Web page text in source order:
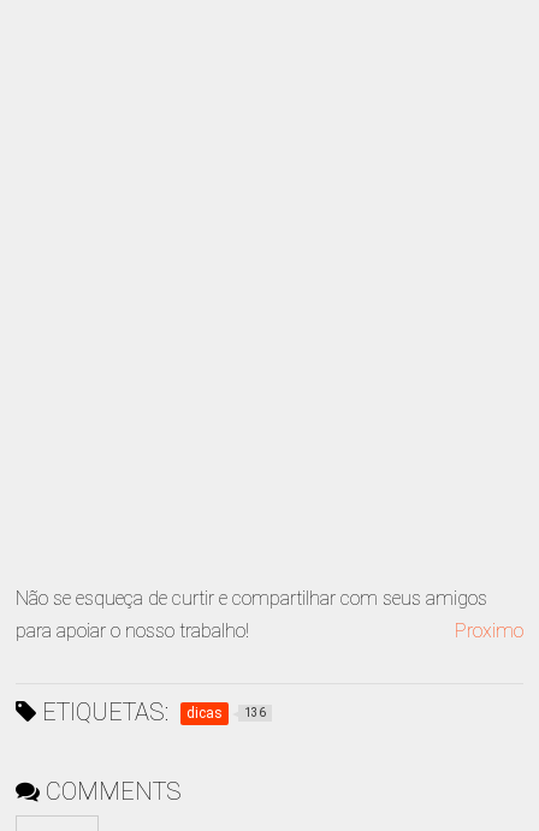
Não se esqueça de curtir e compartilhar com seus amigos
para apoiar o nosso trabalho!
Proximo
ETIQUETAS: dicas 136
COMMENTS